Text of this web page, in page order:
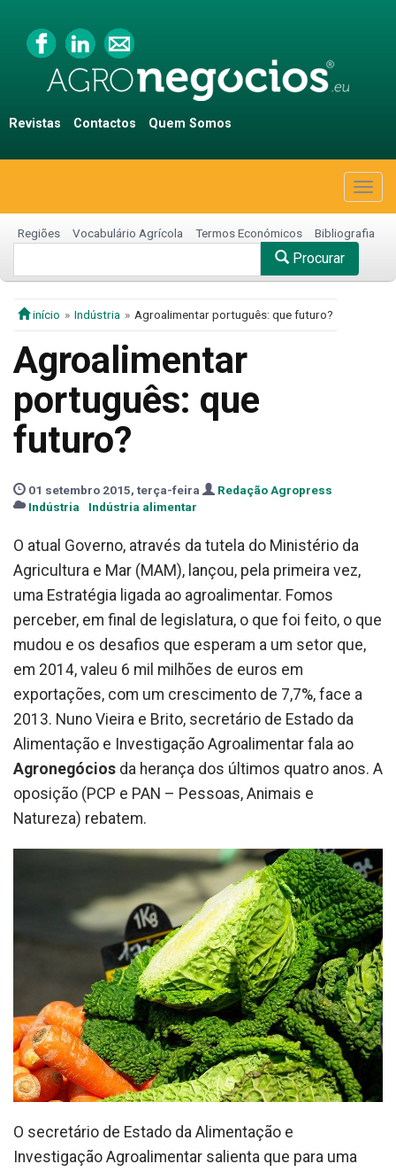
Revistas Contactos Quem Somos
Regiões Vocabulário Agrícola Termos Económicos Bibliografia
Procurar
início Indústria Agroalimentar português: que futuro?
Agroalimentar
português: que
futuro?
01 setembro 2015, terça-feira
Redação Agropress
Indústria
Indústria alimentar
O atual Governo, através da tutela do Ministério da
Agricultura e Mar (MAM), lançou, pela primeira vez,
uma Estratégia ligada ao agroalimentar. Fomos
perceber, em final de legislatura, o que foi feito, o que
mudou e os desafios que esperam a um setor que,
em 2014, valeu 6 mil milhões de euros em
exportações, com um crescimento de 7,7%, face a
2013. Nuno Vieira e Brito, secretário de Estado da
Alimentação e Investigação Agroalimentar fala ao
Agronegócios da herança dos últimos quatro anos. A
oposição (PCP e PAN – Pessoas, Animais e
Natureza) rebatem.
O secretário de Estado da Alimentação e
Investigação Agroalimentar salienta que para uma